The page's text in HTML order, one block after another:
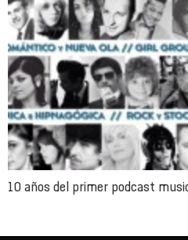
10 años del primer podcast